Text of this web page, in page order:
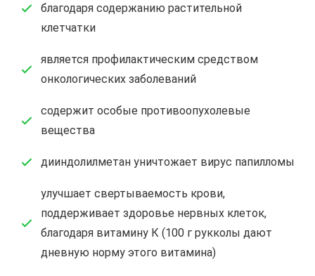
благодаря содержанию растительной
клетчатки
является профилактическим средством
онкологических заболеваний
содержит особые противоопухолевые
вещества
дииндолилметан уничтожает вирус папилломы
улучшает свертываемость крови,
поддерживает здоровье нервных клеток,
благодаря витамину К (100 г рукколы дают
дневную норму этого витамина)